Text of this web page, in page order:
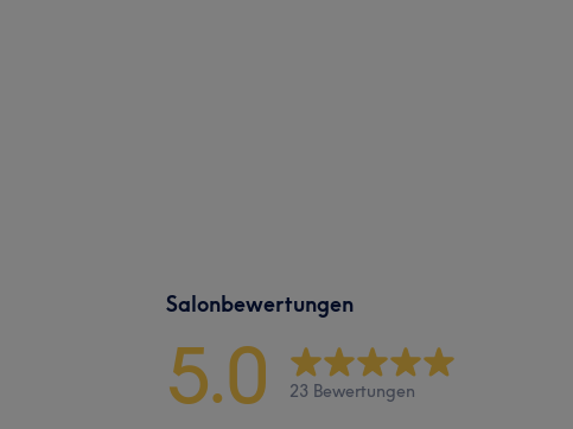
Salonbewertungen
5.0 23 Bewertungen